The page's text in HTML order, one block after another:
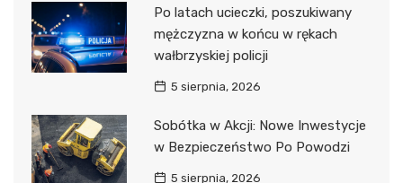
Po latach ucieczki, poszukiwany
mężczyzna w końcu w rękach
wałbrzyskiej policji
5 sierpnia, 2026
Sobótka w Akcji: Nowe Inwestycje
w Bezpieczeństwo Po Powodzi
5 sierpnia, 2026